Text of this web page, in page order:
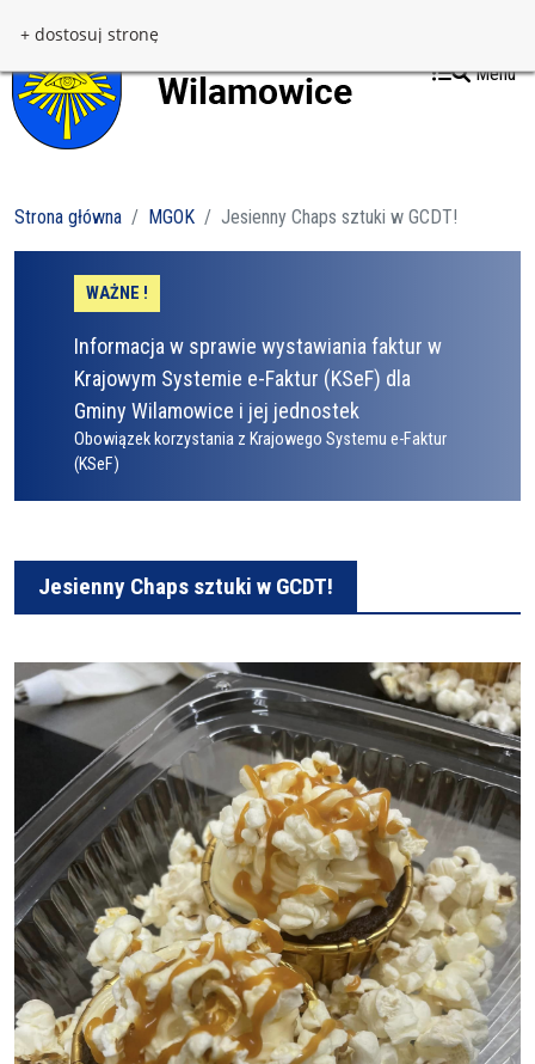
+ dostosuj stronę
Menu
Strona główna MGOK Jesienny Chaps sztuki w GCDT!
WAŻNE !
Informacja w sprawie wystawiania faktur w
Krajowym Systemie e-Faktur (KSeF) dla
Gminy Wilamowice i jej jednostek
Obowiązek korzystania z Krajowego Systemu e-Faktur
(KSeF)
Jesienny Chaps sztuki w GCDT!